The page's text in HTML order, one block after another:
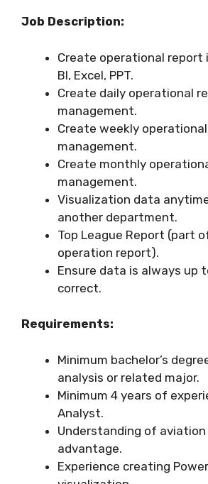
Job Description:
Create operational report
BI, Excel, PPT.
Create daily operational
management.
Create weekly
management.
Create monthly
management.
Visualization data
another department.
Top League Report (part
operation report).
Ensure data is always up
correct.
Requirements:
Minimum bachelor’s
analysis or related major.
Minimum 4 years of
Analyst.
Understanding of
advantage.
Experience creating